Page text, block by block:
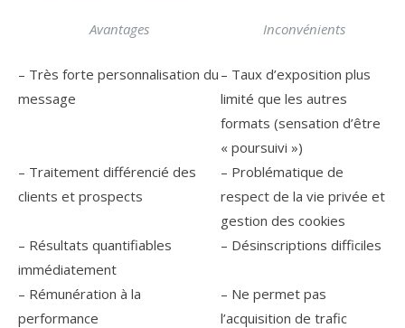
Avantages Inconvénients
– Très forte personnalisation du
message
– Taux d’exposition plus
limité que les autres
formats (sensation d’être
« poursuivi »)
– Traitement différencié des
clients et prospects
– Problématique de
respect de la vie privée et
gestion des cookies
– Résultats quantifiables
immédiatement
– Désinscriptions difficiles
– Rémunération à la
performance
– Ne permet pas
l’acquisition de trafic